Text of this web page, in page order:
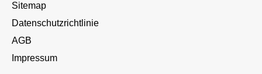
Sitemap
Datenschutzrichtlinie
AGB
Impressum